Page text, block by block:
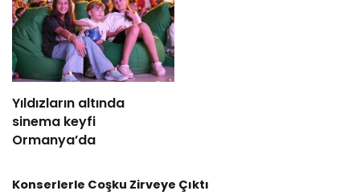
Yıldızların altında
sinema keyfi
Ormanya’da
Konserlerle Coşku Zirveye Çıktı